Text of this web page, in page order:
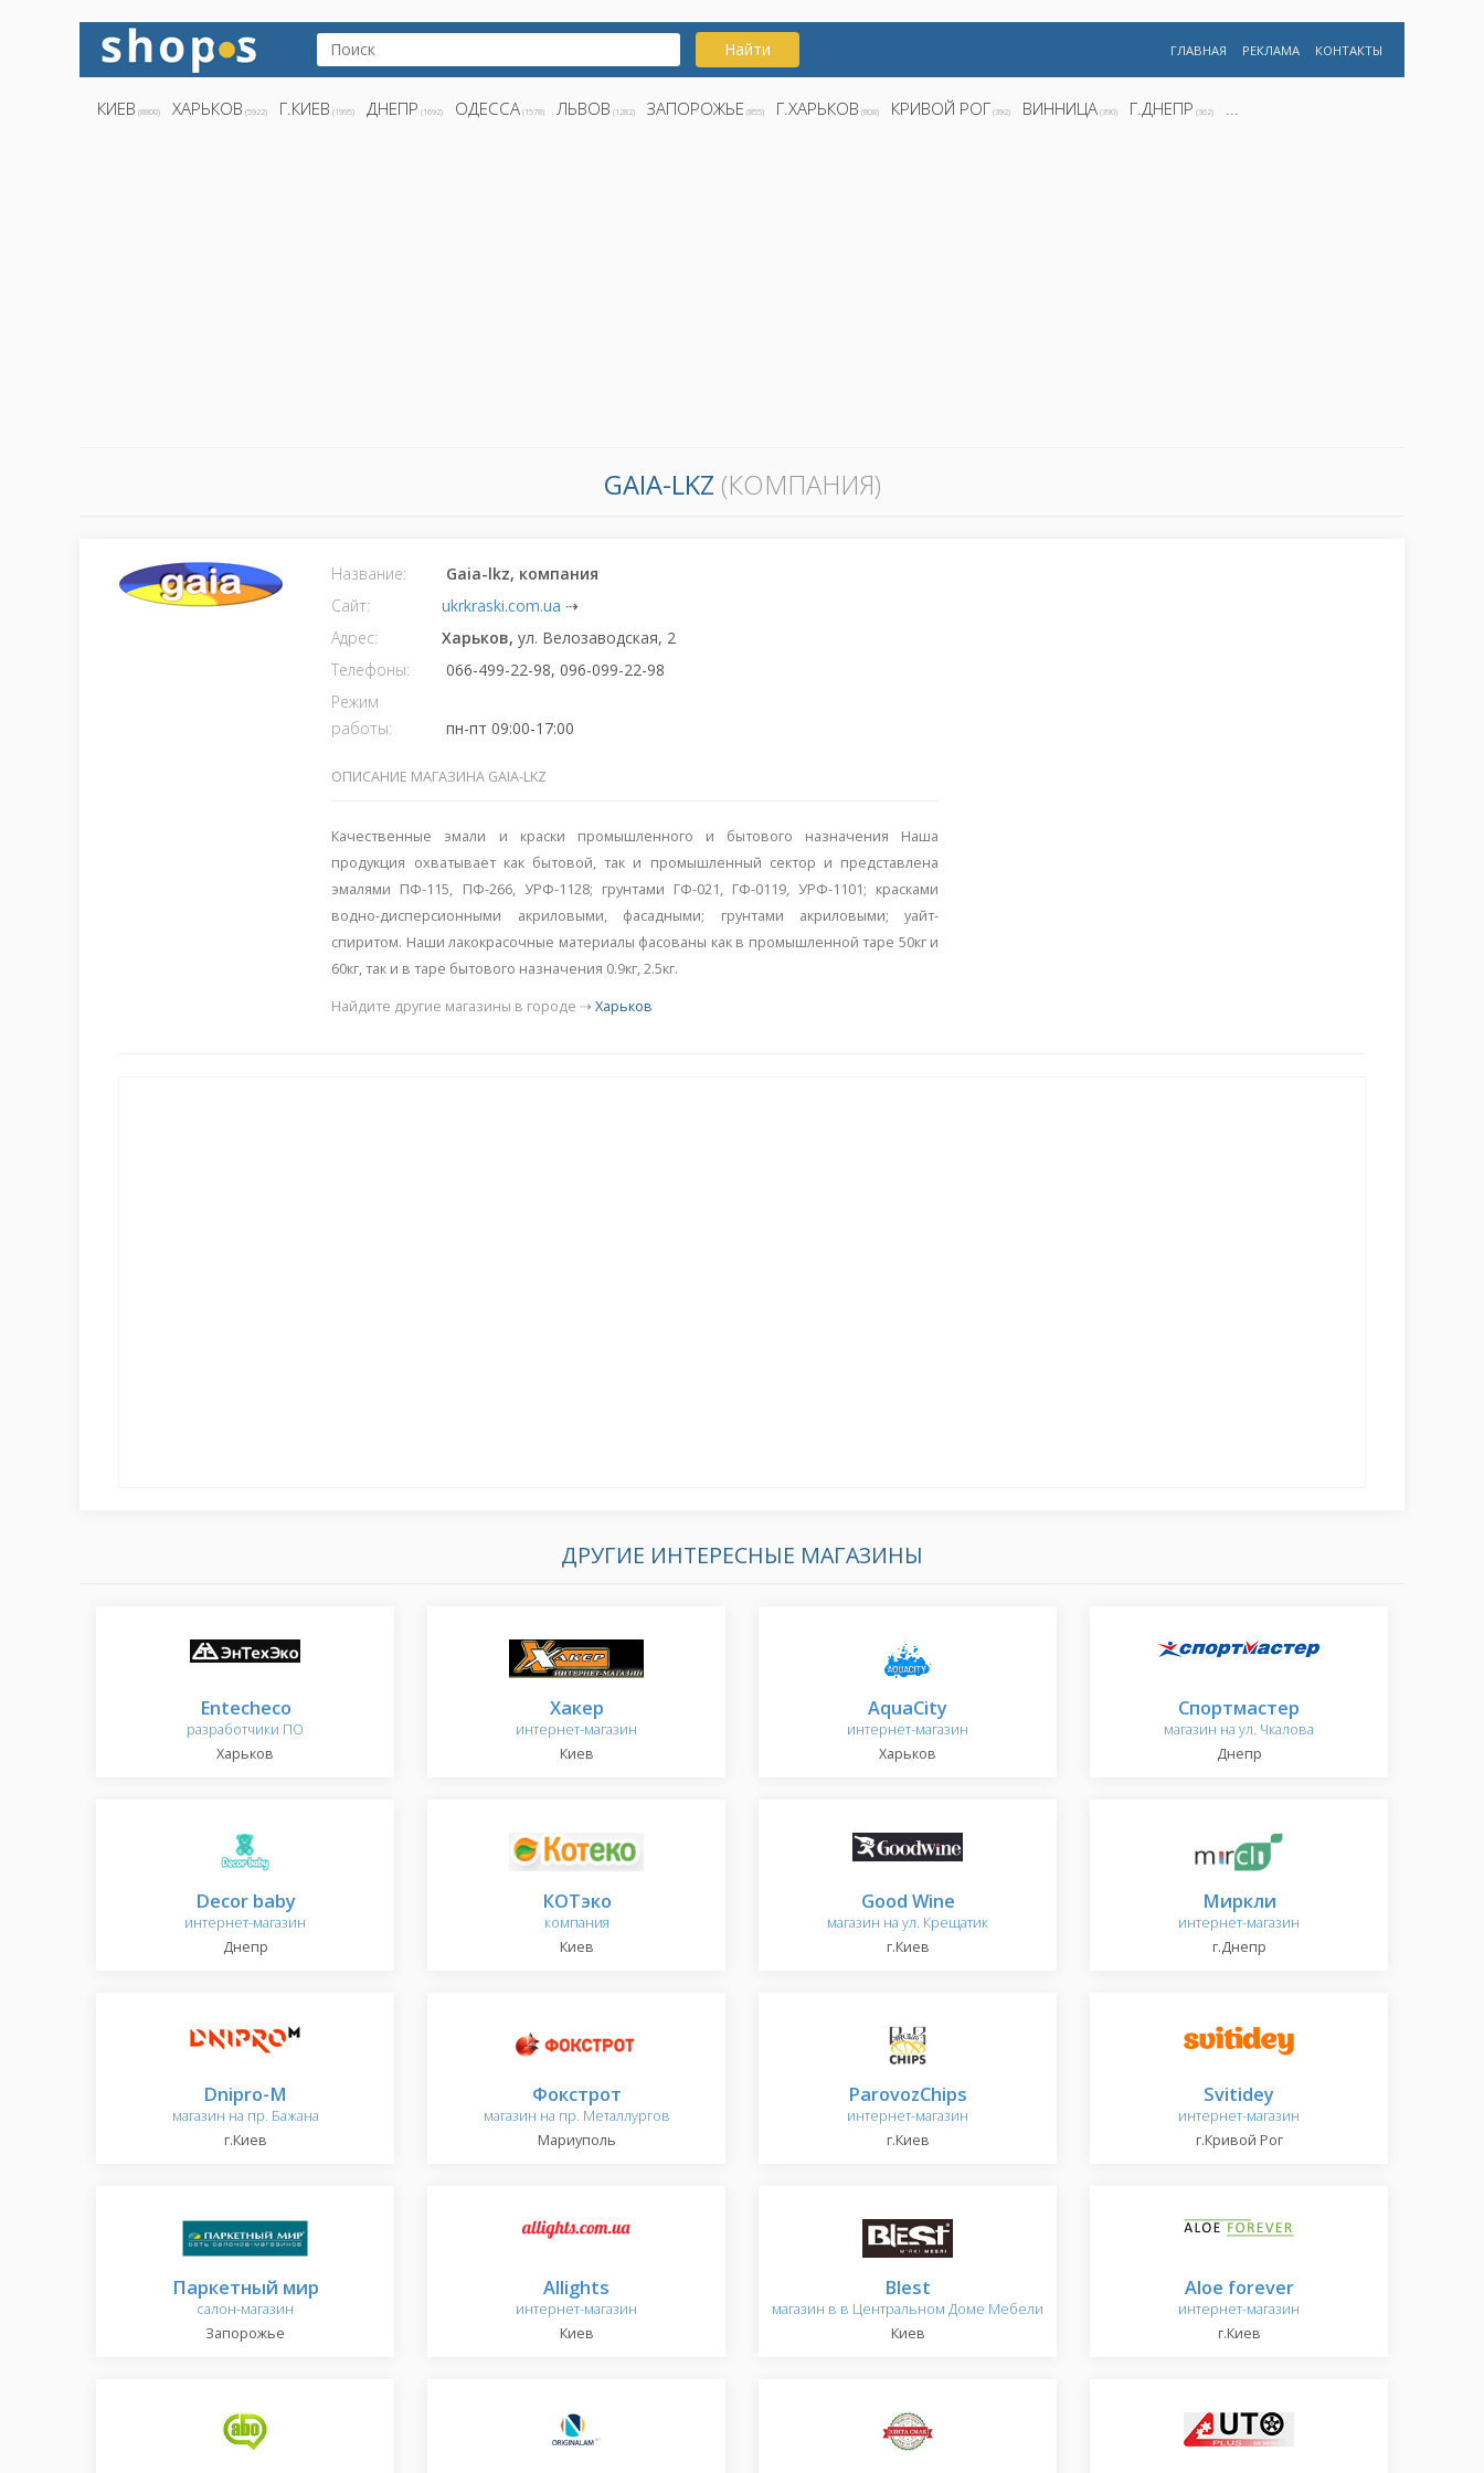
Найти ГЛАВНАЯ РЕКЛАМА КОНТАКТЫ
КИЕВ (8800) ХАРЬКОВ (5922) Г.КИЕВ (1995) ДНЕПР (1692) ОДЕССА (1578) ЛЬВОВ (1282) ЗАПОРОЖЬЕ (855) Г.ХАРЬКОВ (808) КРИВОЙ РОГ (392) ВИННИЦА (390) Г.ДНЕПР (362) ...
GAIA-LKZ (КОМПАНИЯ)
Название:
Gaia-lkz, компания
Сайт:
ukrkraski.com.ua ⇢
Адрес:
Харьков,ул. Велозаводская, 2
Телефоны:
066-499-22-98, 096-099-22-98
Режим
работы:
пн-пт 09:00-17:00
ОПИСАНИЕ МАГАЗИНА GAIA-LKZ
Качественные эмали и краски промышленного и бытового назначения Наша
продукция охватывает как бытовой, так и промышленный сектор и представлена
эмалями ПФ-115, ПФ-266, УРФ-1128; грунтами ГФ-021, ГФ-0119, УРФ-1101; красками
водно-дисперсионными акриловыми, фасадными; грунтами акриловыми; уайт-
спиритом. Наши лакокрасочные материалы фасованы как в промышленной таре 50кг и
60кг, так и в таре бытового назначения 0.9кг, 2.5кг.
Найдите другие магазины в городе ⇢Харьков
ДРУГИЕ ИНТЕРЕСНЫЕ МАГАЗИНЫ
Entecheco
разработчики ПО
Харьков
Хакер
интернет-магазин
Киев
AquaCity
интернет-магазин
Харьков
Спортмастер
магазин на ул. Чкалова
Днепр
Decor baby
интернет-магазин
Днепр
КОТэко
компания
Киев
Good Wine
магазин на ул. Крещатик
г.Киев
Миркли
интернет-магазин
г.Днепр
Dnipro-M
магазин на пр. Бажана
г.Киев
Фокстрот
магазин на пр. Металлургов
Мариуполь
ParovozChips
интернет-магазин
г.Киев
Svitidey
интернет-магазин
г.Кривой Рог
Паркетный мир
салон-магазин
Запорожье
Allights
интернет-магазин
Киев
Blest
магазин в в Центральном Доме Мебели
Киев
Aloe forever
интернет-магазин
г.Киев